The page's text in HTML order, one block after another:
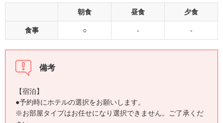
朝食 昼食 夕食
食事 ○ - -
備考
【宿泊】
●予約時にホテルの選択をお願いします。
※お部屋タイプはお任せになり選択できません。ご了承くだ